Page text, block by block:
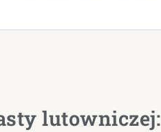
lutowniczej: